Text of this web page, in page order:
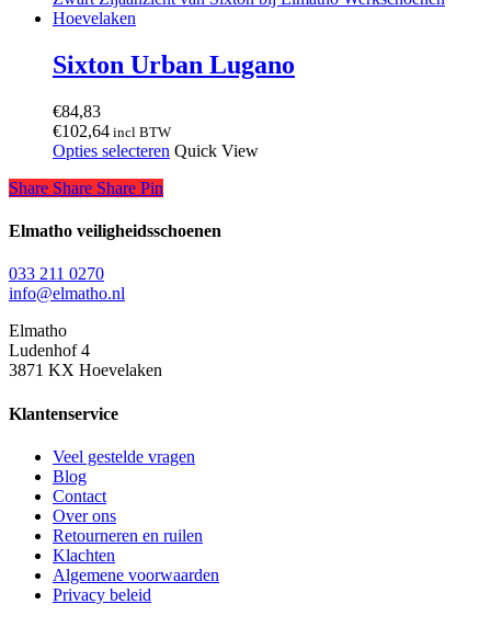
optie
op
Sixton Urban Lugano
€84,83
€102,64 incl BTW
Opties selecteren Dit
variaties.
Quick View
Share
Share Share Share Pin
Elmatho veiligheidsschoenen
033 211 0270
info@elmatho.nl
Elmatho
Ludenhof 4
3871 KX Hoevelaken
Klantenservice
Veel gestelde vragen
Blog
Contact
Over ons
Retourneren en ruilen
Klachten
Algemene voorwaarden
Privacy beleid